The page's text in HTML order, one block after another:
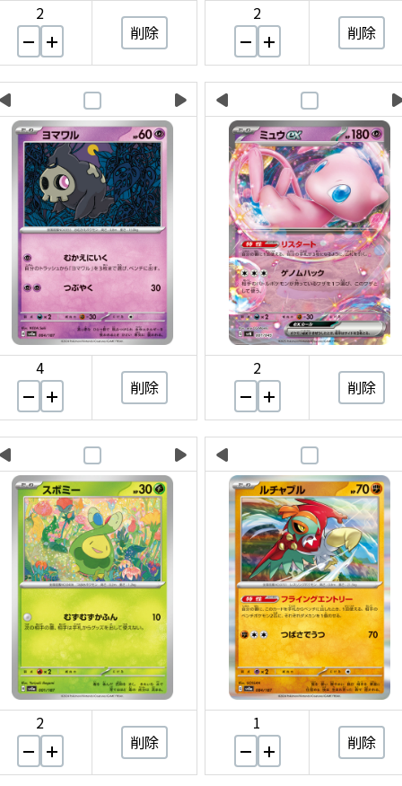
2
削除
2
削除
4
削除
2
削除
2
削除
1
削除